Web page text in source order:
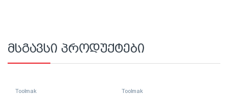
მსგავსი პროდუქტები
Toolmak Toolmak